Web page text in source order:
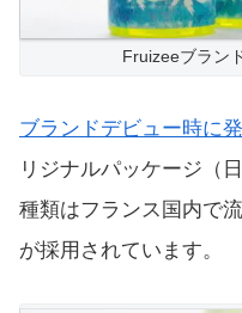
Fruizeeブラン
ブランドデビュー時に
リジナルパッケージ（
種類はフランス国内で
が採用されています。